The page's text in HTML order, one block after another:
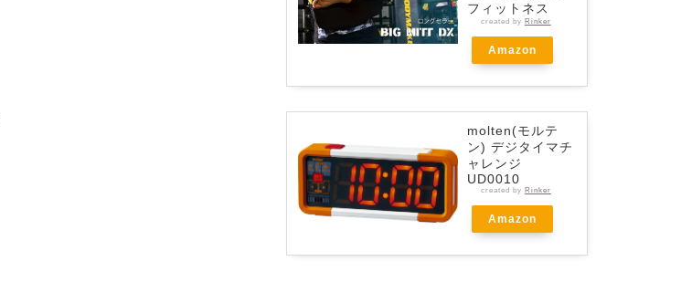
フィットネス
created by Rinker
Amazon
molten(モルテ
ン) デジタイマチ
ャレンジ
UD0010
created by Rinker
Amazon